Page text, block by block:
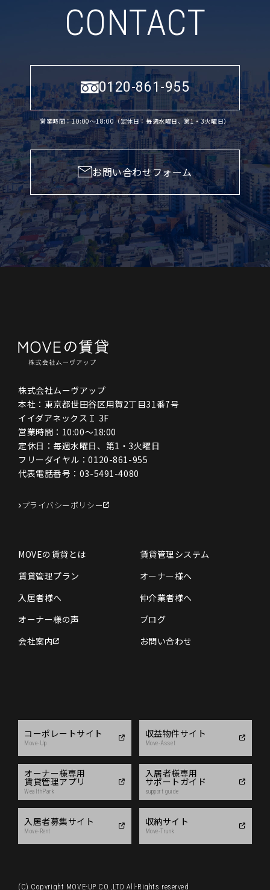
CONTACT
0120-861-955
営業時間：10:00〜18:00（定休日：毎週水曜日、第1・3火曜日）
お問い合わせフォーム
株式会社ムーヴアップ
本社：東京都世田谷区用賀2丁目31番7号
イイダアネックスＩ 3F
営業時間：10:00〜18:00
定休日：毎週水曜日、第1・3火曜日
フリーダイヤル：0120-861-955
代表電話番号： 03-5491-4080
プライバシーポリシー
MOVEの賃貸とは
賃貸管理システム
賃貸管理プラン
オーナー様へ
入居者様へ
仲介業者様へ
オーナー様の声
ブログ
会社案内
お問い合わせ
コーポレートサイト
Move-Up
収益物件サイト
Move-Asset
オーナー様専用
賃貸管理アプリ
WealthPark
入居者様専用
サポートガイド
support guide
入居者募集サイト
Move-Rent
収納サイト
Move-Trunk
(C) Copyright MOVE-UP CO.,LTD All-Rights reserved